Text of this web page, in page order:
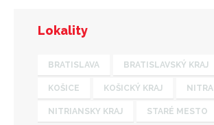
Lokality
BRATISLAVA BRATISLAVSKÝ KRAJ
KOŠICE KOŠICKÝ KRAJ NITRA
NITRIANSKY KRAJ STARÉ MESTO